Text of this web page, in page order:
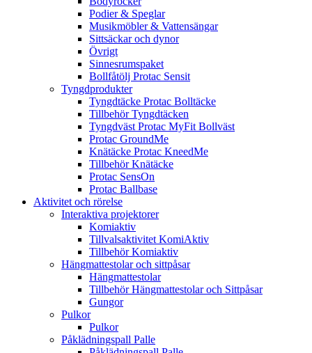
Podier & Speglar
Musikmöbler & Vattensängar
Sittsäckar och dynor
Övrigt
Sinnesrumspaket
Bollfåtölj Protac Sensit
Tyngdprodukter
Tyngdtäcke Protac Bolltäcke
Tillbehör Tyngdtäcken
Tyngdväst Protac MyFit Bollväst
Protac GroundMe
Knätäcke Protac KneedMe
Tillbehör Knätäcke
Protac SensOn
Protac Ballbase
Aktivitet och rörelse
Interaktiva projektorer
Komiaktiv
Tillvalsaktivitet KomiAktiv
Tillbehör Komiaktiv
Hängmattestolar och sittpåsar
Hängmattestolar
Tillbehör Hängmattestolar och Sittpåsar
Gungor
Pulkor
Pulkor
Påklädningspall Palle